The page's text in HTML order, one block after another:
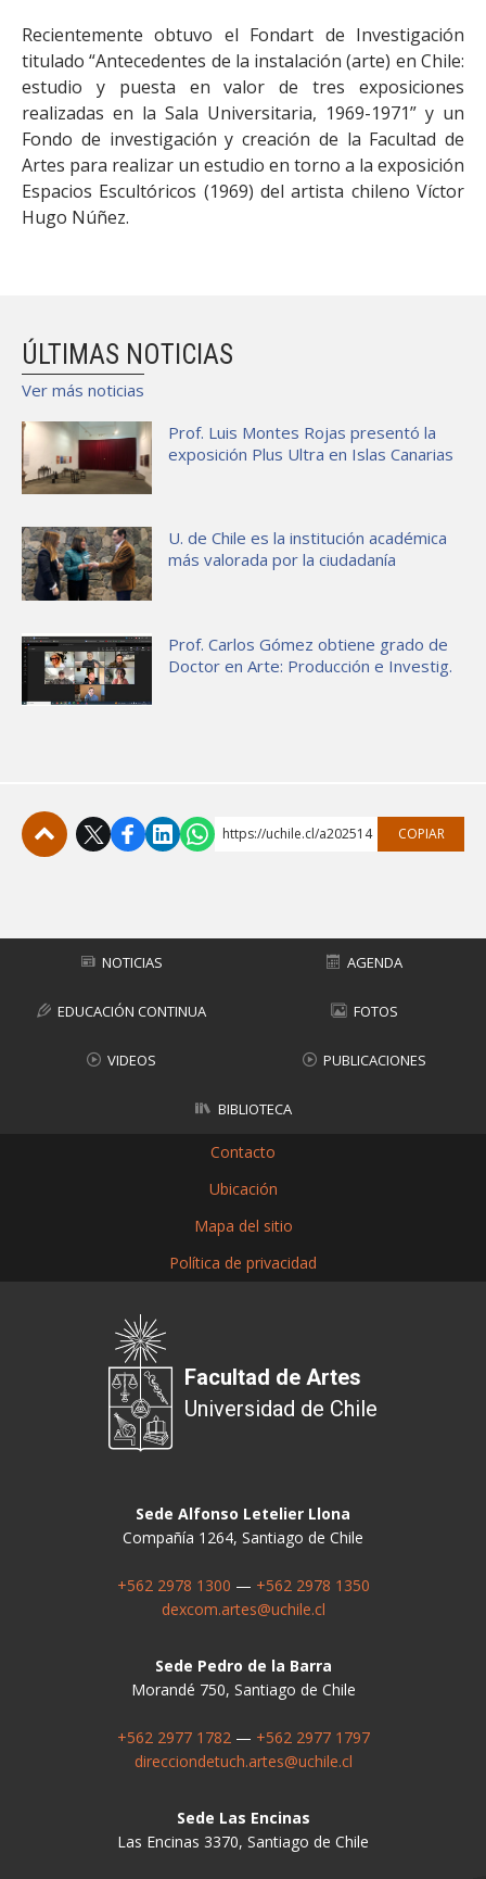
Recientemente obtuvo el Fondart de Investigación
titulado “Antecedentes de la instalación (arte) en Chile:
estudio y puesta en valor de tres exposiciones
realizadas en la Sala Universitaria, 1969-1971” y un
Fondo de investigación y creación de la Facultad de
Artes para realizar un estudio en torno a la exposición
Espacios Escultóricos (1969) del artista chileno Víctor
Hugo Núñez.
ÚLTIMAS NOTICIAS
Ver más noticias
Prof. Luis Montes Rojas presentó la
exposición Plus Ultra en Islas Canarias
U. de Chile es la institución académica
más valorada por la ciudadanía
Prof. Carlos Gómez obtiene grado de
Doctor en Arte: Producción e Investig.
https://uchile.cl/a202514 COPIAR
NOTICIAS AGENDA
EDUCACIÓN CONTINUA FOTOS
VIDEOS PUBLICACIONES
BIBLIOTECA
Contacto
Ubicación
Mapa del sitio
Política de privacidad
Facultad de Artes
Universidad de Chile
Sede Alfonso Letelier Llona
Compañía 1264, Santiago de Chile
+562 2978 1300 — +562 2978 1350
dexcom.artes@uchile.cl
Sede Pedro de la Barra
Morandé 750, Santiago de Chile
+562 2977 1782 — +562 2977 1797
direcciondetuch.artes@uchile.cl
Sede Las Encinas
Las Encinas 3370, Santiago de Chile